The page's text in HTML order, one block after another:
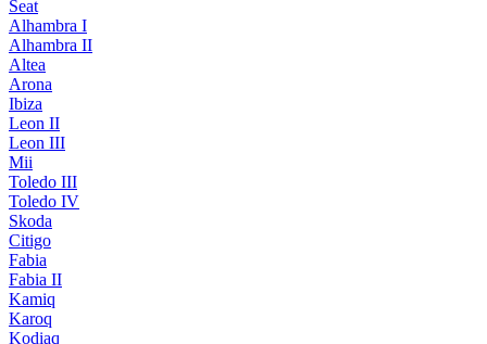
Seat
Alhambra I
Alhambra II
Altea
Arona
Ibiza
Leon II
Leon III
Mii
Toledo III
Toledo IV
Skoda
Citigo
Fabia
Fabia II
Kamiq
Karoq
Kodiaq